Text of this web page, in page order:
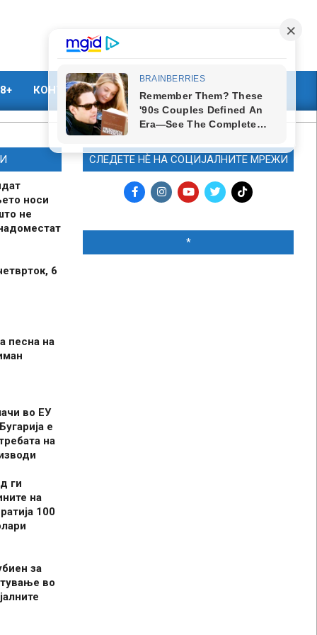
КОНТАКТ МАРКЕТИНГ
носи
не
6
песна на
во ЕУ
е
на
ги
на
100
за
во
СЛЕДЕТЕ НЀ НА СОЦИЈАЛНИТЕ МРЕЖИ
*